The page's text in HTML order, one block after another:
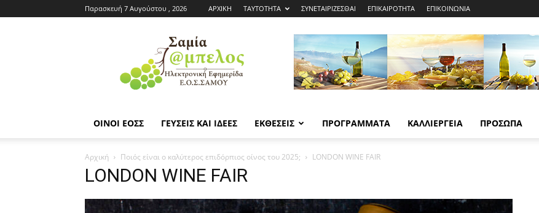
Παρασκευή 7 Αυγούστου , 2026 ΑΡΧΙΚΗ ΤΑΥΤΟΤΗΤΑ ΣΥΝΕΤΑΙΡΙΖΕΣΘΑΙ ΕΠΙΚΑΙΡΟΤΗΤΑ ΕΠΙΚΟΙΝΩΝΙΑ
Εφημερίδα
ΕΟΣΣ
|
Σαμία
ΟΙΝΟΙ ΕΟΣΣ ΓΕΥΣΕΙΣ ΚΑΙ ΙΔΕΕΣ ΕΚΘΕΣΕΙΣ ΠΡΟΓΡΑΜΜΑΤΑ ΚΑΛΛΙΕΡΓΕΙΑ ΠΡΟΣΩΠΑ
Αρχική Ποιός είναι ο καλύτερος επιδόρπιος οίνος του 2025; LONDON WINE FAIR
LONDON WINE FAIR